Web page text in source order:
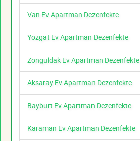
Van Ev Apartman Dezenfekte
Yozgat Ev Apartman Dezenfekte
Zonguldak Ev Apartman Dezenfekte
Aksaray Ev Apartman Dezenfekte
Bayburt Ev Apartman Dezenfekte
Karaman Ev Apartman Dezenfekte